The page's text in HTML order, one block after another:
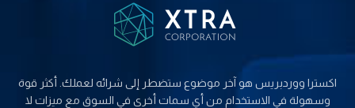
اکسترا ووردبریس هو آخر موضوع ستضطر إلى شرائه لعملك. أكثر قوة
وسهولة في الاستخدام من أي سمات أخرى في السوق مع ميزات لا